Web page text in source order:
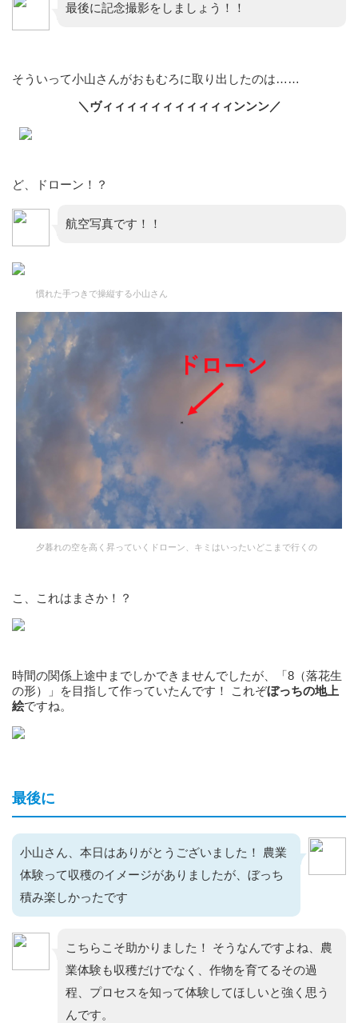
最後に記念撮影をしましょう！！
そういって小山さんがおもむろに取り出したのは……
＼ヴィィィィィィィィィィィンンン／
ど、ドローン！？
航空写真です！！
慣れた手つきで操縦する小山さん
夕暮れの空を高く昇っていくドローン、キミはいったいどこまで行くの
こ、これはまさか！？
時間の関係上途中までしかできませんでしたが、「8（落花生
の形）」を目指して作っていたんです！ これぞぼっちの地上
絵ですね。
最後に
小山さん、本日はありがとうございました！ 農業
体験って収穫のイメージがありましたが、ぼっち
積み楽しかったです
こちらこそ助かりました！ そうなんですよね、農
業体験も収穫だけでなく、作物を育てるその過
程、プロセスを知って体験してほしいと強く思う
んです。